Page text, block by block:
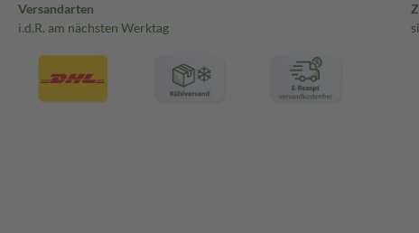
Versandarten
i.d.R. am nächsten Werktag